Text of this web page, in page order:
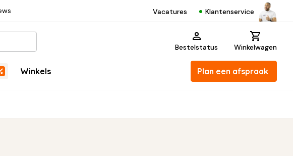
Vacatures Klantenservice
Bestelstatus Winkelwagen
Winkels Plan een afspraak